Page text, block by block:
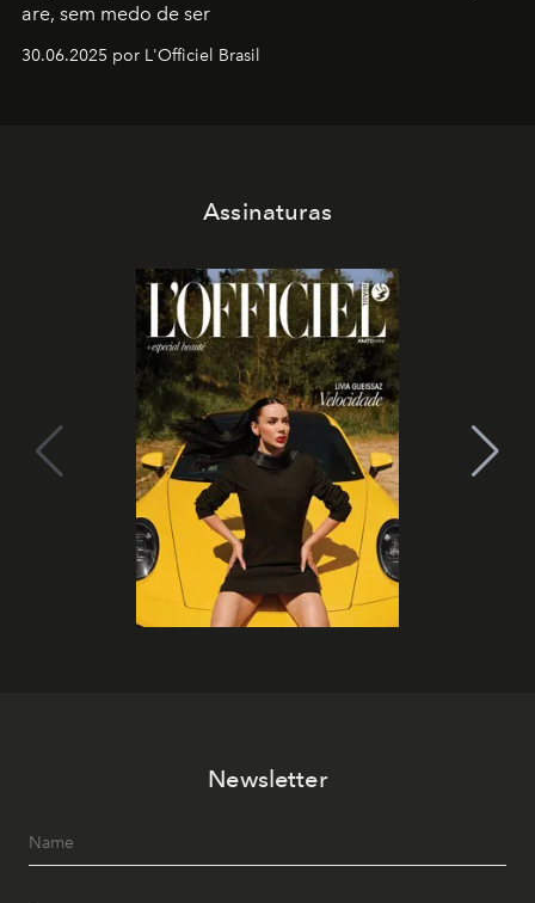
are, sem medo de ser
30.06.2025 por L'Officiel Brasil
Assinaturas
Newsletter